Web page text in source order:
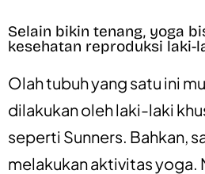
Selain bikin tenang, yoga
kesehatan reproduksi laki-
Olah tubuh yang satu ini
dilakukan oleh laki-laki
seperti Sunners. Bahkan,
melakukan aktivitas yoga.